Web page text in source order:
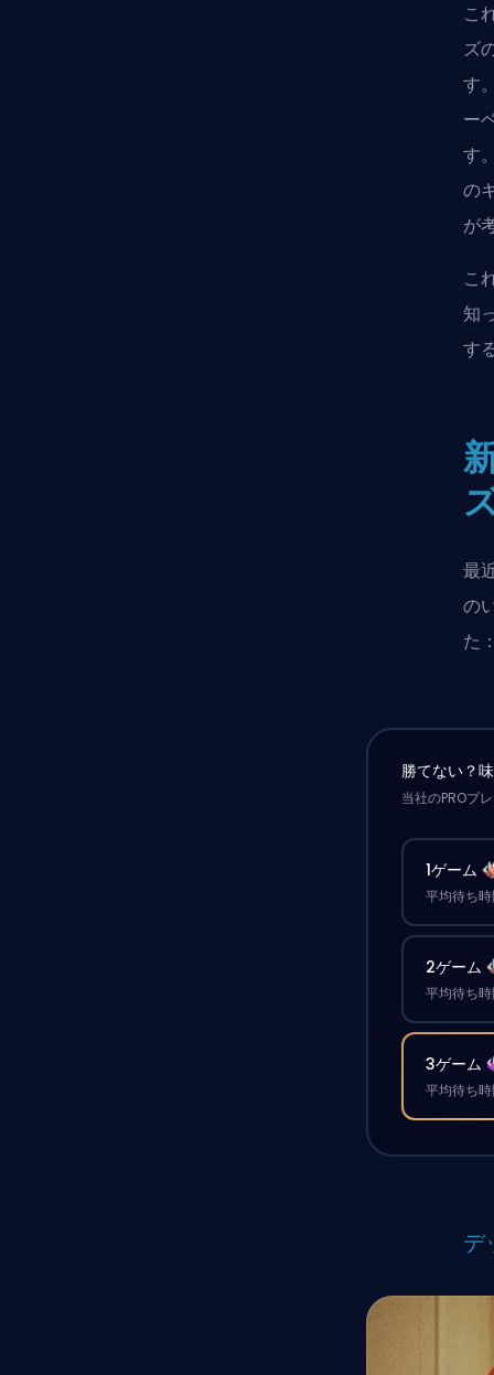
こ
ズ
す
ー
す
の
が
こ
知
す
最
の
た
勝てない？
当社のPROプ
1ゲーム
平均待ち
2ゲーム
平均待ち
3ゲーム
平均待ち
デ